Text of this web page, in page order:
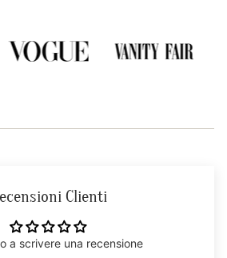
Clienti
a scrivere una recensione